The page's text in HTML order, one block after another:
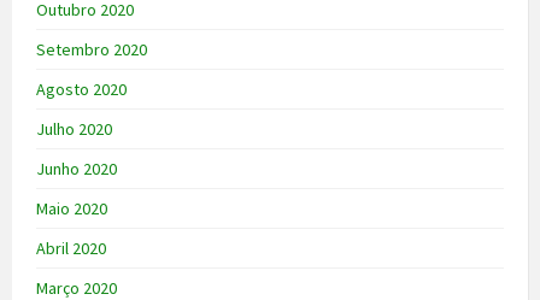
Outubro 2020
Setembro 2020
Agosto 2020
Julho 2020
Junho 2020
Maio 2020
Abril 2020
Março 2020